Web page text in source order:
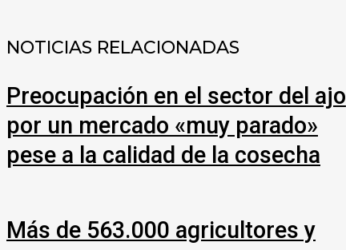
NOTICIAS RELACIONADAS
Preocupación en el sector del ajo
por un mercado «muy parado»
pese a la calidad de la cosecha
Más de 563.000 agricultores y